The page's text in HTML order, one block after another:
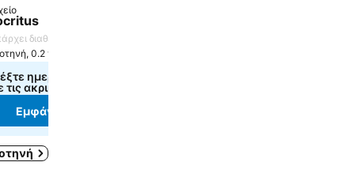
διαθέσιμη βαθμολογία
0.2 χλμ. από: Κέντρο πόλης
ημερομηνίες, για να
τις ακριβείς τιμές
Εμφάνιση τιμών